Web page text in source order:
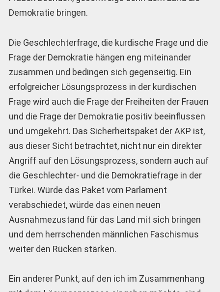
Demokratie bringen.
Die Geschlechterfrage, die kurdische Frage und die
Frage der Demokratie hängen eng miteinander
zusammen und bedingen sich gegenseitig. Ein
erfolgreicher Lösungsprozess in der kurdischen
Frage wird auch die Frage der Freiheiten der Frauen
und die Frage der Demokratie positiv beeinflussen
und umgekehrt. Das Sicherheitspaket der AKP ist,
aus dieser Sicht betrachtet, nicht nur ein direkter
Angriff auf den Lösungsprozess, sondern auch auf
die Geschlechter- und die Demokratiefrage in der
Türkei. Würde das Paket vom Parlament
verabschiedet, würde das einen neuen
Ausnahmezustand für das Land mit sich bringen
und dem herrschenden männlichen Faschismus
weiter den Rücken stärken.
Ein anderer Punkt, auf den ich im Zusammenhang